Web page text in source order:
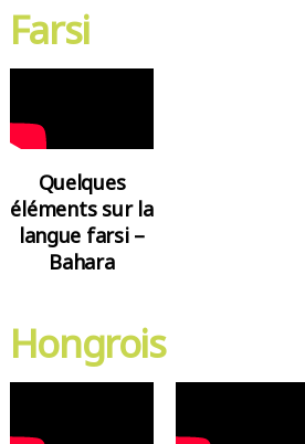
Farsi
Quelques
éléments sur la
langue farsi –
Bahara
Hongrois